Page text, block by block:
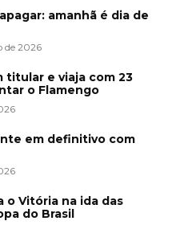
amanhã é dia de
de 2026
titular e viaja com 23
o Flamengo
em definitivo com
o Vitória na ida das
do Brasil